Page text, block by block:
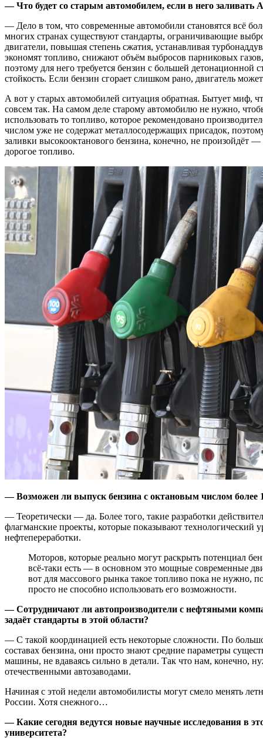
— Что будет со старым автомобилем, если в него заливать
— Дело в том, что современные автомобили становятся всё
многих странах существуют стандарты, ограничивающие
двигатели, повышая степень сжатия, устанавливая
экономят топливо, снижают объём выбросов парниковых
поэтому для него требуется бензин с большей детонационной
стойкость. Если бензин сгорает слишком рано, двигатель
А вот у старых автомобилей ситуация обратная. Бытует миф,
совсем так. На самом деле старому автомобилю не нужно,
использовать то топливо, которое рекомендовано
числом уже не содержат металлосодержащих присадок,
заливки высокооктанового бензина, конечно, не произойдёт
дорогое топливо.
— Возможен ли выпуск бензина с октановым числом более
— Теоретически — да. Более того, такие разработки
флагманские проекты, которые показывают технологический
нефтепереработки.
Моторов, которые реально могут раскрыть потенциал бензина с октановым числом 102, немного, но они
всё-таки есть — в основном это мощные современные
вот для массового рынка такое топливо пока не нужно,
просто не способно использовать его возможности.
— Сотрудничают ли автопроизводители с нефтяными
задаёт стандарты в этой области?
— С такой координацией есть некоторые сложности. По
составах бензина, они просто знают средние параметры
машины, не вдаваясь сильно в детали. Так что нам, конечно,
отечественными автозаводами.
Начиная с этой недели автомобилисты могут смело менять
России. Хотя снежного…
— Какие сегодня ведутся новые научные исследования в
университета?